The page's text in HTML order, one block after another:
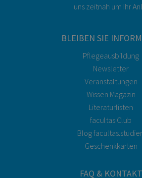
uns zeitnah um Ihr
BLEIBEN SIE
Pflegeausbildung
Newsletter
Veranstaltungen
Wissen Magazin
Literaturlisten
facultas Club
Blog
Geschenkkarten
FAQ & KONTAKT